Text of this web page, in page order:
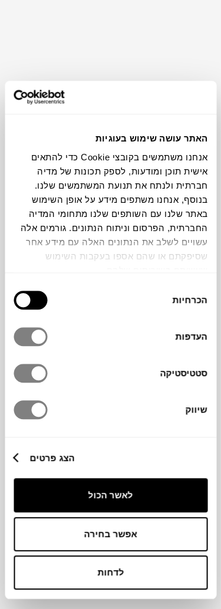
האתר עושה שימוש בעוגיות
אנחנו משתמשים בקובצי Cookie כדי להתאים
אישית תוכן ומודעות, לספק תכונות של מדיה
חברתית ולנתח את תנועת המשתמשים שלנו.
בנוסף, אנחנו משתפים מידע על אופן השימוש
באתר שלנו עם השותפים שלנו מתחומי המדיה
החברתית, הפרסום וניתוח הנתונים. גורמים אלה
עשויים לשלב את הנתונים האלה עם מידע אחר
שסיפקתם או שהם אספו בעקבות השימוש
הסכמה
הכרחיות
העדפות
סטטיסטיקה
שיווק
הצג פרטים
לאשר הכול
אפשר בחירה
לדחות
תוכלו למצוא אותי ב:
צבעים
האיטלקי. עיצוב מודרני לכסא הים הקלאסי
והמוכר. קווים נקיים ומושב רחב מבד EMU-Tex
שמספק נוחות ועמידות בפני מזג האוויר. מסגרת
מתכת צבועה בתנור מעניקה לו יציבות וחוזק.
מעצב
מידות
58X108X95H ס"מ